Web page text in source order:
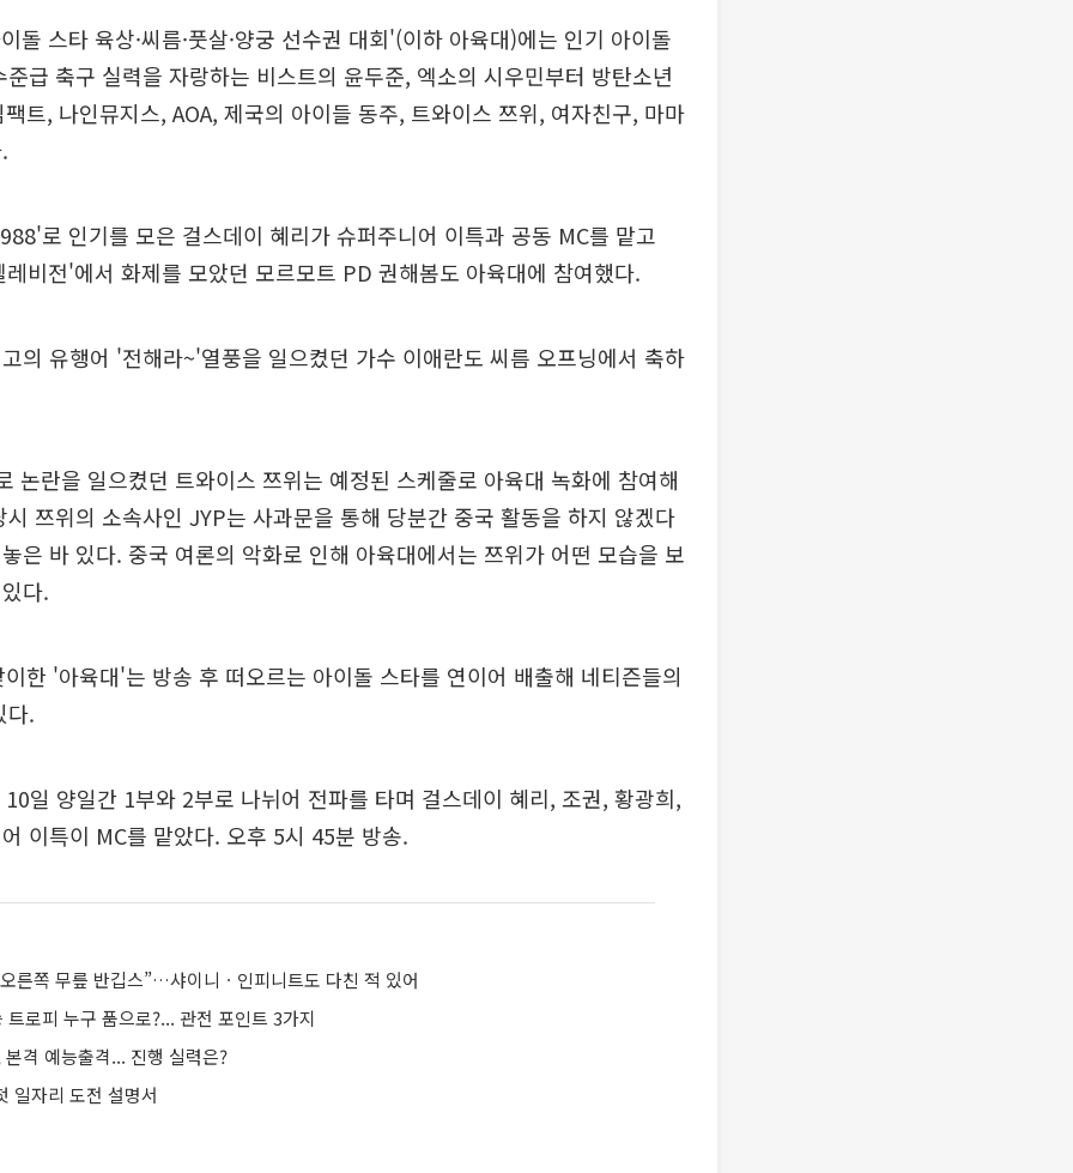
돌 스타 육상·씨름·풋살·양궁 선수권 대회'(이하 아육대)에는 인기 아이돌
급 축구 실력을 자랑하는 비스트의 윤두준, 엑소의 시우민부터 방탄소년
트, 나인뮤지스, AOA, 제국의 아이들 동주, 트와이스 쯔위, 여자친구, 마마
로 인기를 모은 걸스데이 혜리가 슈퍼주니어 이특과 공동 MC를 맡고
비전'에서 화제를 모았던 모르모트 PD 권해봄도 아육대에 참여했다.
의 유행어 '전해라~'열풍을 일으켰던 가수 이애란도 씨름 오프닝에서 축하
논란을 일으켰던 트와이스 쯔위는 예정된 스케줄로 아육대 녹화에 참여해
시 쯔위의 소속사인 JYP는 사과문을 통해 당분간 중국 활동을 하지 않겠다
은 바 있다. 중국 여론의 악화로 인해 아육대에서는 쯔위가 어떤 모습을 보
다.
한 '아육대'는 방송 후 떠오르는 아이돌 스타를 연이어 배출해 네티즌들의
다.
일 양일간 1부와 2부로 나뉘어 전파를 타며 걸스데이 혜리, 조권, 황광희,
이특이 MC를 맡았다. 오후 5시 45분 방송.
오른쪽 무릎 반깁스”…샤이니ㆍ인피니트도 다친 적 있어
트로피 누구 품으로?... 관전 포인트 3가지
본격 예능출격... 진행 실력은?
일자리 도전 설명서